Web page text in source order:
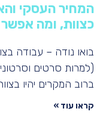
המחיר העסקי
כצוות, ומה
בואו נודה – עבודה
(למרות סרטים
ברוב המקרים יהיו
קראו עוד »